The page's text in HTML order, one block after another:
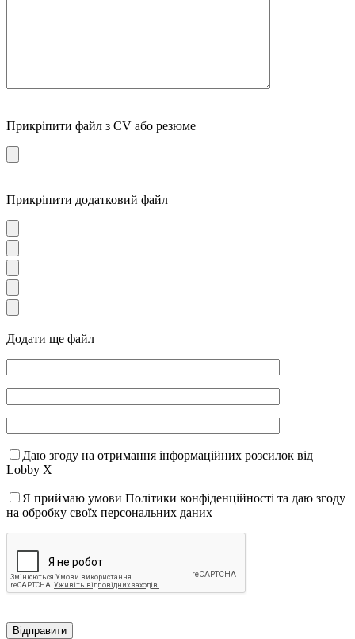
Прикріпити файл з CV або резюме
Прикріпити додатковий файл
Додати ще файл
Даю згоду на отримання інформаційних розсилок від
Lobby X
Я приймаю умови Політики конфіденційності та даю згоду
на обробку своїх персональних даних